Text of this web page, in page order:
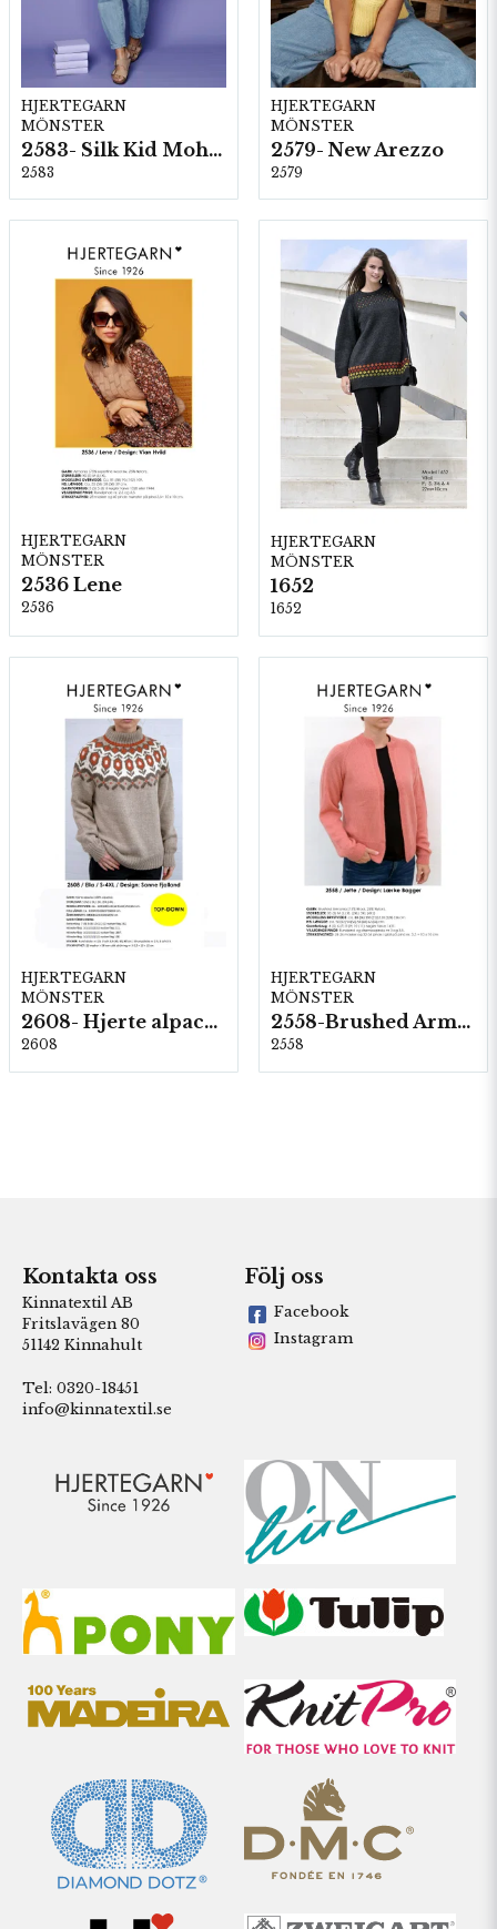
HJERTEGARN
MÖNSTER
2583- Silk Kid Mohair
2583
HJERTEGARN
MÖNSTER
2579- New Arezzo
2579
HJERTEGARN
MÖNSTER
2536 Lene
2536
HJERTEGARN
MÖNSTER
1652
1652
HJERTEGARN
MÖNSTER
2608- Hjerte alpacka
2608
HJERTEGARN
MÖNSTER
2558-Brushed Armonia
2558
Kontakta oss
Kinnatextil AB
Fritslavägen 80
51142 Kinnahult
Tel: 0320-18451
info@kinnatextil.se
Följ oss
Facebook
Instagram